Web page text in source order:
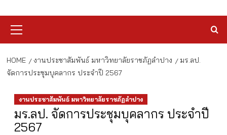
Menu
HOME งานประชาสัมพันธ์ มหาวิทยาลัยราชภัฏลำปาง
มร.ลป.
จัดการประชุมบุคลากร ประจำปี 2567
งานประชาสัมพันธ์ มหาวิทยาลัยราชภัฏลำปาง
มร.ลป. จัดการประชุมบุคลากร ประจำปี
2567